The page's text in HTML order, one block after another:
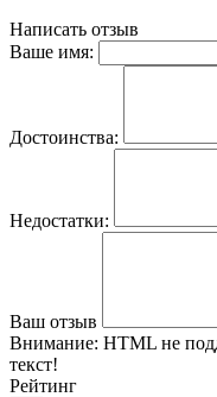
Написать отзыв
Ваше имя:
Достоинства:
Недостатки:
Ваш отзыв
Внимание: HTML не
текст!
Рейтинг